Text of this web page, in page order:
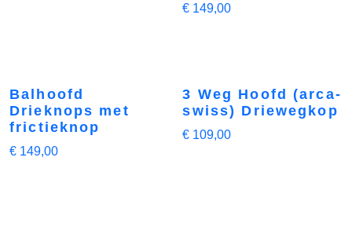
€ 149,00
Balhoofd
Drieknops met
frictieknop
€ 149,00
3 Weg Hoofd (arca-
swiss) Driewegkop
€ 109,00